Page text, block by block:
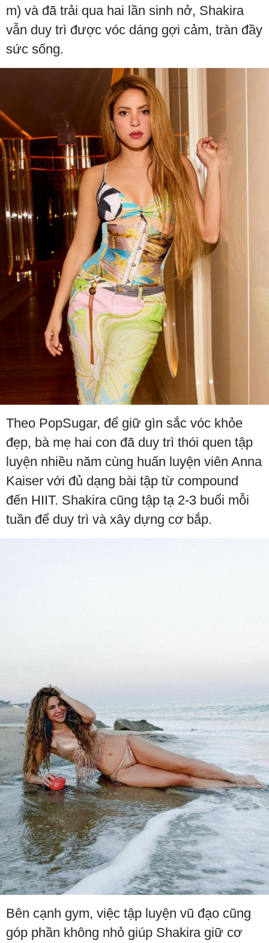
m) và đã trải qua hai lần sinh nở, Shakira
vẫn duy trì được vóc dáng gợi cảm, tràn đầy
sức sống.
Theo PopSugar, để giữ gìn sắc vóc khỏe
đẹp, bà mẹ hai con đã duy trì thói quen tập
luyện nhiều năm cùng huấn luyện viên Anna
Kaiser với đủ dạng bài tập từ compound
đến HIIT. Shakira cũng tập tạ 2-3 buổi mỗi
tuần để duy trì và xây dựng cơ bắp.
Bên cạnh gym, việc tập luyện vũ đạo cũng
góp phần không nhỏ giúp Shakira giữ cơ